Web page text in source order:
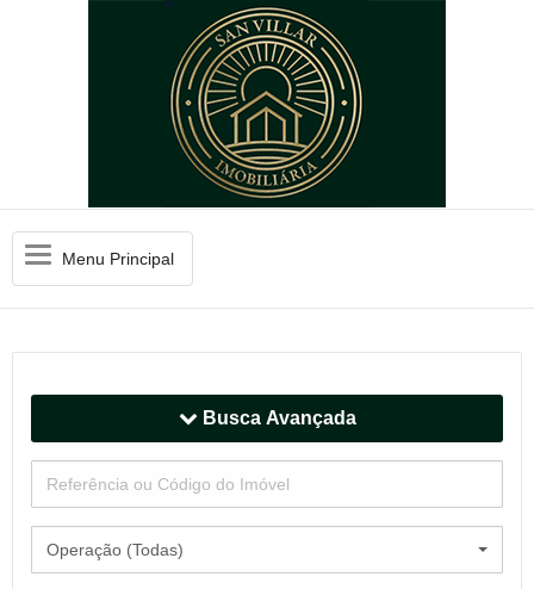
MenuMenu Principal
Busca Avançada
Operação (Todas)